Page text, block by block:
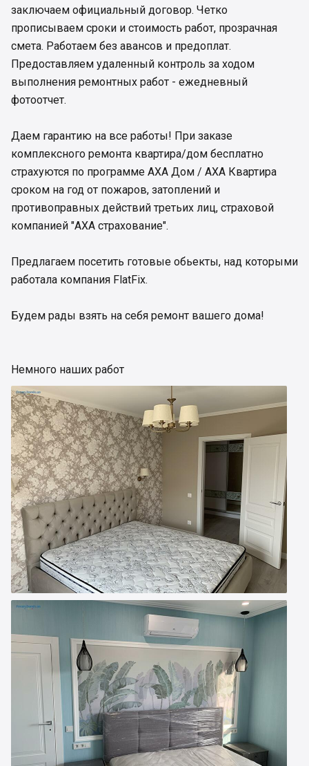
заключаем официальный договор. Четко
прописываем сроки и стоимость работ, прозрачная
смета. Работаем без авансов и предоплат.
Предоставляем удаленный контроль за ходом
выполнения ремонтных работ - ежедневный
фотоотчет.
Даем гарантию на все работы! При заказе
комплексного ремонта квартира/дом бесплатно
страхуются по программе АХА Дом / АХА Квартира
сроком на год от пожаров, затоплений и
противоправных действий третьих лиц, страховой
компанией "АХА страхование".
Предлагаем посетить готовые обьекты, над которыми
работала компания FlatFix.
Будем рады взять на себя ремонт вашего дома!
Немного наших работ